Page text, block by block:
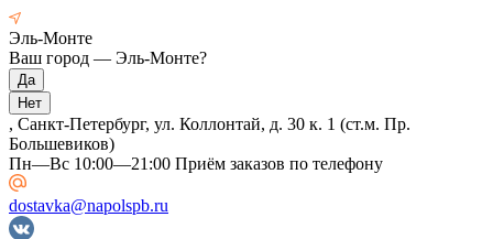
Эль-Монте
Ваш город — Эль-Монте?
, Санкт-Петербург, ул. Коллонтай, д. 30 к. 1 (ст.м. Пр.
Большевиков)
Пн—Вс 10:00—21:00 Приём заказов по телефону
dostavka@napolspb.ru